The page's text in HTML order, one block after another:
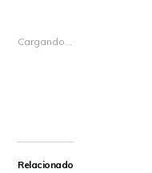
Cargando...
Relacionado